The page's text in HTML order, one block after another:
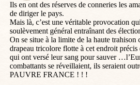
Ils en ont des réserves de conneries les
de diriger le pays.
Mais là, c’est une véritable provocation
soulèvement général entraînant des
On se situe à la limite de la haute trahison
drapeau tricolore flotte à cet endroit précis
qui ont versé leur sang pour sauver
combattants se réveillaient, ils seraient
PAUVRE FRANCE ! ! !